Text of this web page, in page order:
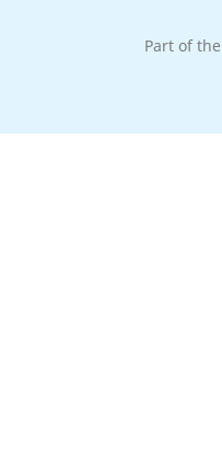
Part of the